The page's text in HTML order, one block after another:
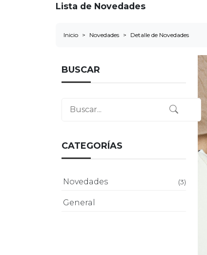
Lista de Novedades
Inicio Novedades Detalle de Novedades
BUSCAR
CATEGORÍAS
Novedades (3)
General